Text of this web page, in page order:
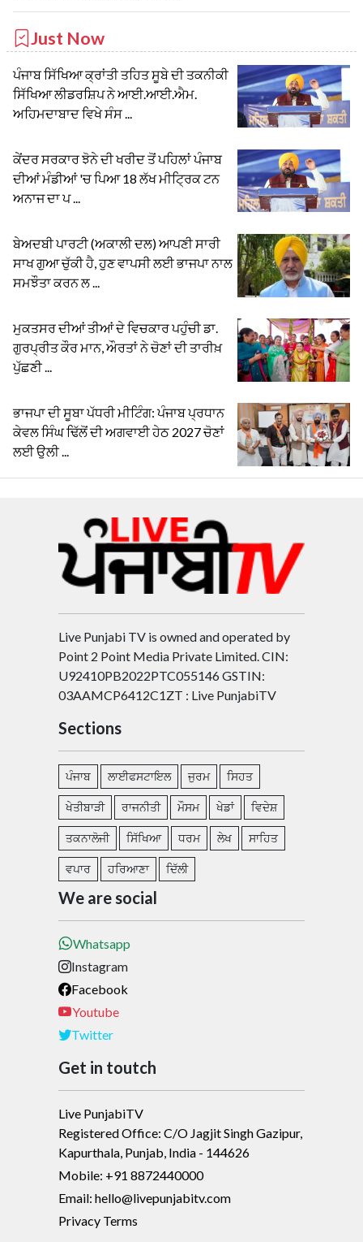
Just Now
ਪੰਜਾਬ ਸਿੱਖਿਆ ਕ੍ਰਾਂਤੀ ਤਹਿਤ ਸੂਬੇ ਦੀ ਤਕਨੀਕੀ
ਸਿੱਖਿਆ ਲੀਡਰਸ਼ਿਪ ਨੇ ਆਈ.ਆਈ.ਐਮ.
ਅਹਿਮਦਾਬਾਦ ਵਿਖੇ ਸੰਸ ...
ਕੇਂਦਰ ਸਰਕਾਰ ਝੋਨੇ ਦੀ ਖਰੀਦ ਤੋਂ ਪਹਿਲਾਂ ਪੰਜਾਬ
ਦੀਆਂ ਮੰਡੀਆਂ 'ਚ ਪਿਆ 18 ਲੱਖ ਮੀਟ੍ਰਿਕ ਟਨ
ਅਨਾਜ ਦਾ ਪ ...
ਬੇਅਦਬੀ ਪਾਰਟੀ (ਅਕਾਲੀ ਦਲ) ਆਪਣੀ ਸਾਰੀ
ਸਾਖ ਗੁਆ ਚੁੱਕੀ ਹੈ, ਹੁਣ ਵਾਪਸੀ ਲਈ ਭਾਜਪਾ ਨਾਲ
ਸਮਝੌਤਾ ਕਰਨ ਲ ...
ਮੁਕਤਸਰ ਦੀਆਂ ਤੀਆਂ ਦੇ ਵਿਚਕਾਰ ਪਹੁੰਚੀ ਡਾ.
ਗੁਰਪ੍ਰੀਤ ਕੌਰ ਮਾਨ, ਔਰਤਾਂ ਨੇ ਚੋਣਾਂ ਦੀ ਤਾਰੀਖ਼
ਪੁੱਛਣੀ ...
ਭਾਜਪਾ ਦੀ ਸੂਬਾ ਪੱਧਰੀ ਮੀਟਿੰਗ: ਪੰਜਾਬ ਪ੍ਰਧਾਨ
ਕੇਵਲ ਸਿੰਘ ਢਿੱਲੋਂ ਦੀ ਅਗਵਾਈ ਹੇਠ 2027 ਚੋਣਾਂ
ਲਈ ਉਲੀ ...
Live Punjabi TV is owned and operated by
Point 2 Point Media Private Limited. CIN:
U92410PB2022PTC055146 GSTIN:
03AAMCP6412C1ZT : Live PunjabiTV
Sections
ਪੰਜਾਬ ਲਾਈਫਸਟਾਇਲ ਜੁਰਮ ਸਿਹਤ
ਖੇਤੀਬਾੜੀ ਰਾਜਨੀਤੀ ਮੌਸਮ ਖੇਡਾਂ ਵਿਦੇਸ਼
ਤਕਨਾਲੋਜੀ ਸਿੱਖਿਆ ਧਰਮ ਲੇਖ ਸਾਹਿਤ
ਵਪਾਰ ਹਰਿਆਣਾ ਦਿੱਲੀ
We are social
Whatsapp
Instagram
Facebook
Youtube
Twitter
Get in toutch
Live PunjabiTV
Registered Office: C/O Jagjit Singh Gazipur,
Kapurthala, Punjab, India - 144626
Mobile: +91 8872440000
Email: hello@livepunjabitv.com
Privacy Terms